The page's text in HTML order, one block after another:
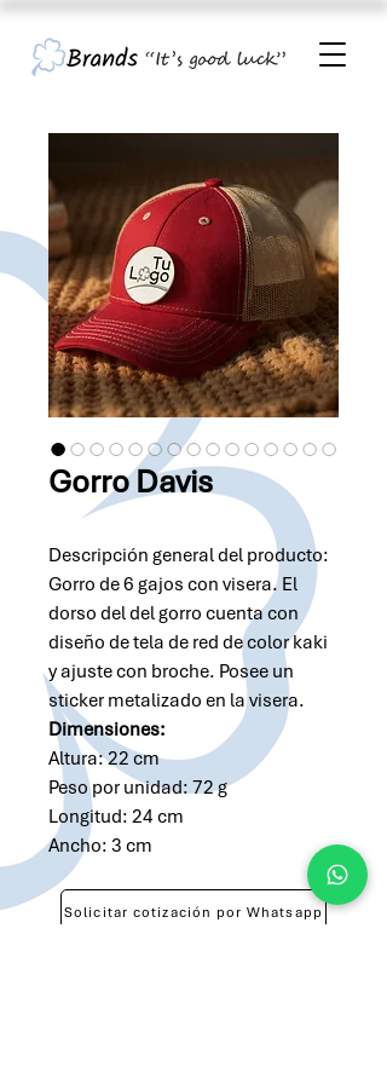
Gorro Davis
Descripción general del producto:
Gorro de 6 gajos con visera. El
dorso del del gorro cuenta con
diseño de tela de red de color kaki
y ajuste con broche. Posee un
sticker metalizado en la visera.
Dimensiones:
Altura: 22 cm
Peso por unidad: 72 g
Longitud: 24 cm
Ancho: 3 cm
Solicitar cotización por Whatsapp